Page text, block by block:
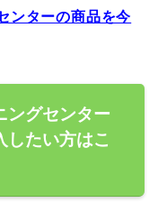
ンターの商品を今
ングセンター
したい方はこ